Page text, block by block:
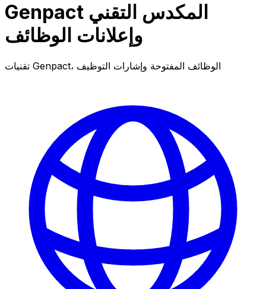
Genpact المكدس التقني
وإعلانات الوظائف
تقنيات Genpact، الوظائف المفتوحة وإشارات التوظيف